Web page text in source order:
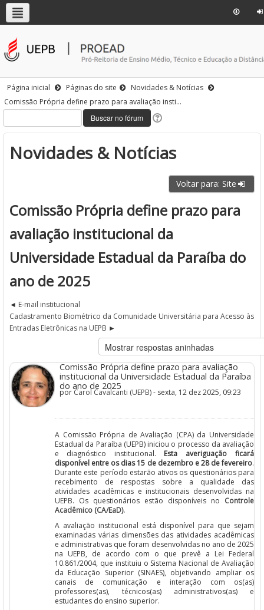
Página inicial Páginas do site
Novidades & Notícias
Comissão Própria define prazo para avaliação insti...
Novidades & Notícias
Voltar para: Site
Comissão Própria define prazo para
avaliação institucional da
Universidade Estadual da Paraíba do
ano de 2025
E-mail institucional
Cadastramento Biométrico da Comunidade Universitária para Acesso às
Entradas Eletrônicas na UEPB
Comissão Própria define prazo para avaliação
institucional da Universidade Estadual da Paraíba
do ano de 2025
porCarol Cavalcanti (UEPB)- sexta, 12 dez 2025, 09:23
A Comissão Própria de Avaliação (CPA) da Universidade
Estadual da Paraíba (UEPB) iniciou o processo da avaliação
e diagnóstico institucional. Esta averiguação ficará
disponível entre os dias 15 de dezembro e 28 de fevereiro.
Durante este período estarão ativos os questionários para
recebimento de respostas sobre a qualidade das
atividades acadêmicas e institucionais desenvolvidas na
UEPB. Os questionários estão disponíveis no Controle
Acadêmico (CA/EaD).
A avaliação institucional está disponível para que sejam
examinadas várias dimensões das atividades acadêmicas
e administrativas que foram desenvolvidas no ano de 2025
na UEPB, de acordo com o que prevê a Lei Federal
10.861/2004, que instituiu o Sistema Nacional de Avaliação
da Educação Superior (SINAES), objetivando ampliar os
canais de comunicação e interação com os(as)
professores(as), técnicos(as) administrativos(as) e
estudantes do ensino superior.